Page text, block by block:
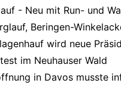
- Neu mit Run- und
Beringen-
wird neue
im Neuhauser Wald
in Davos musste